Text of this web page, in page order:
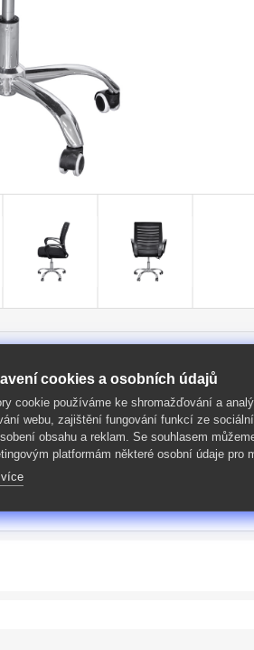
× h × v)
(rozměry, š/v/d: 57 × 25 × 58 cm)
cookies a osobních údajů
cookie používáme ke shromažďování a
webu, zajištění fungování funkcí ze
obsahu a reklam. Se souhlasem
platformám některé osobní údaje pro